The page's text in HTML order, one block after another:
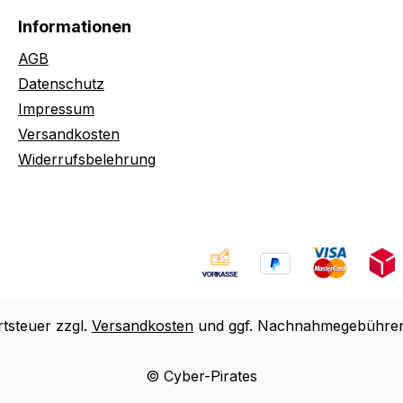
Informationen
AGB
Datenschutz
Impressum
Versandkosten
Widerrufsbelehrung
zzgl. Versandkosten und ggf.
© Cyber-Pirates